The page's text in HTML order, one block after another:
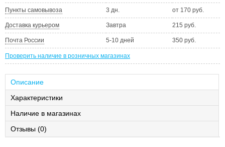
Пункты самовывоза 3 дн. от 170 руб.
Доставка курьером Завтра 215 руб.
Почта России 5-10 дней 350 руб.
Проверить наличие в розничных магазинах
Описание
Характеристики
Наличие в магазинах
Отзывы (0)